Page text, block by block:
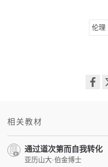
伦理
相关教材
通过道次第而自我转化
亚历山大·伯金博士